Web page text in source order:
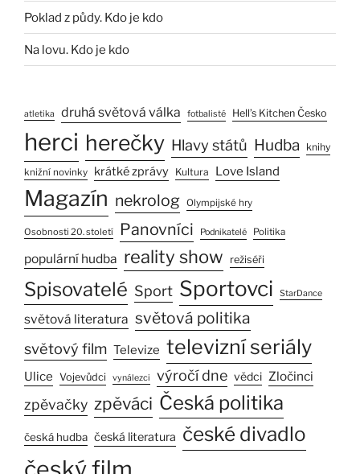
Poklad z půdy. Kdo je kdo
Na lovu. Kdo je kdo
atletika druhá světová válka fotbalisté Hell’s Kitchen Česko
herci herečky Hlavy států Hudba knihy
knižní novinky krátké zprávy Kultura Love Island
Magazín nekrolog Olympijské hry
Osobnosti 20. století Panovníci Podnikatelé Politika
populární hudba reality show režiséři
Spisovatelé Sport Sportovci StarDance
světová literatura světová politika
světový film Televize televizní seriály
Ulice Vojevůdci vynálezci výročí dne vědci Zločinci
zpěvačky zpěváci Česká politika
česká hudba česká literatura české divadlo